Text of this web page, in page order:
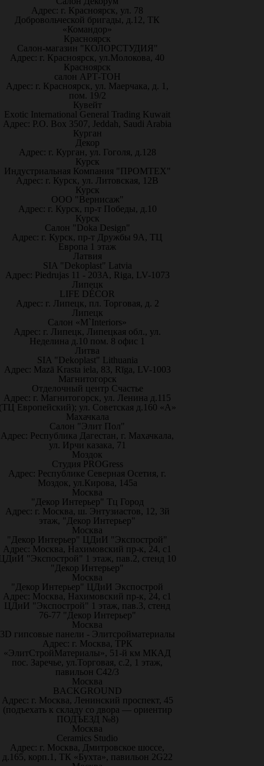
Адрес: г. Красноярск, ул. 78
Добровольческой бригады, д.12, ТК
«Командор»
Красноярск
Салон-магазин "КОЛОРСТУДИЯ"
Адрес: г. Красноярск, ул.Молокова, 40
Красноярск
салон АРТ-ТОН
Адрес: г. Красноярск, ул. Маерчака, д. 1,
пом. 19/2
Кувейт
Exotic International General Trading Kuwait
Адрес: P.O. Box 3507, Jeddah, Saudi Arabia
Курган
Декор
Адрес: г. Курган, ул. Гоголя, д.128
Курск
Индустриальная Компания "ПРОМТЕХ"
Адрес: г. Курск, ул. Литовская, 12В
Курск
ООО "Вернисаж"
Адрес: г. Курск, пр-т Победы, д.10
Курск
Салон "Doka Design"
Адрес: г. Курск, пр-т Дружбы 9А, ТЦ
Европа 1 этаж
Латвия
SIA "Dekoplast" Latvia
Адрес: Piedrujas 11 - 203A, Riga, LV-1073
Липецк
LIFE DÉCOR
Адрес: г. Липецк, пл. Торговая, д. 2
Липецк
Салон «M`Interiors»
Адрес: г. Липецк, Липецкая обл., ул.
Неделина д.10 пом. 8 офис 1
Литва
SIA "Dekoplast" Lithuania
Адрес: Mazā Krasta iela, 83, Rīga, LV-1003
Магнитогорск
Отделочный центр Счастье
Адрес: г. Магнитогорск, ул. Ленина д.115
Европейский); ул. Советская д.160 «А»
Махачкала
Салон "Элит Пол"
Адрес: Республика Дагестан, г. Махачкала,
ул. Ирчи казака, 71
Моздок
Студия PROGress
Адрес: Республике Северная Осетия, г.
Моздок, ул.Кирова, 145а
Москва
"Декор Интерьер" Тц Город
Адрес: г. Москва, ш. Энтузиастов, 12, 3й
этаж, "Декор Интерьер"
Москва
"Декор Интерьер" ЦДиИ "Экспострой"
Адрес: Москва, Нахимовский пр-к, 24, с1
"Экспострой" 1 этаж, пав.2, стенд 10
"Декор Интерьер"
Москва
"Декор Интерьер" ЦДиИ Экспострой
Адрес: Москва, Нахимовский пр-к, 24, с1
ЦДиИ "Экспострой" 1 этаж, пав.3, стенд
76-77 "Декор Интерьер"
Москва
3D гипсовые панели - Элитсройматериалы
Адрес: г. Москва, ТРК
«ЭлитСтройМатериалы», 51-й км МКАД
пос. Заречье, ул.Торговая, с.2, 1 этаж,
павильон С42/3
Москва
BACKGROUND
Адрес: г. Москва, Ленинский проспект, 45
(подъехать к складу со двора — ориентир
ПОДЪЕЗД №8)
Москва
Ceramics Studio
Адрес: г. Москва, Дмитровское шоссе,
д.165, корп.1, ТК «Бухта», павильон 2G22